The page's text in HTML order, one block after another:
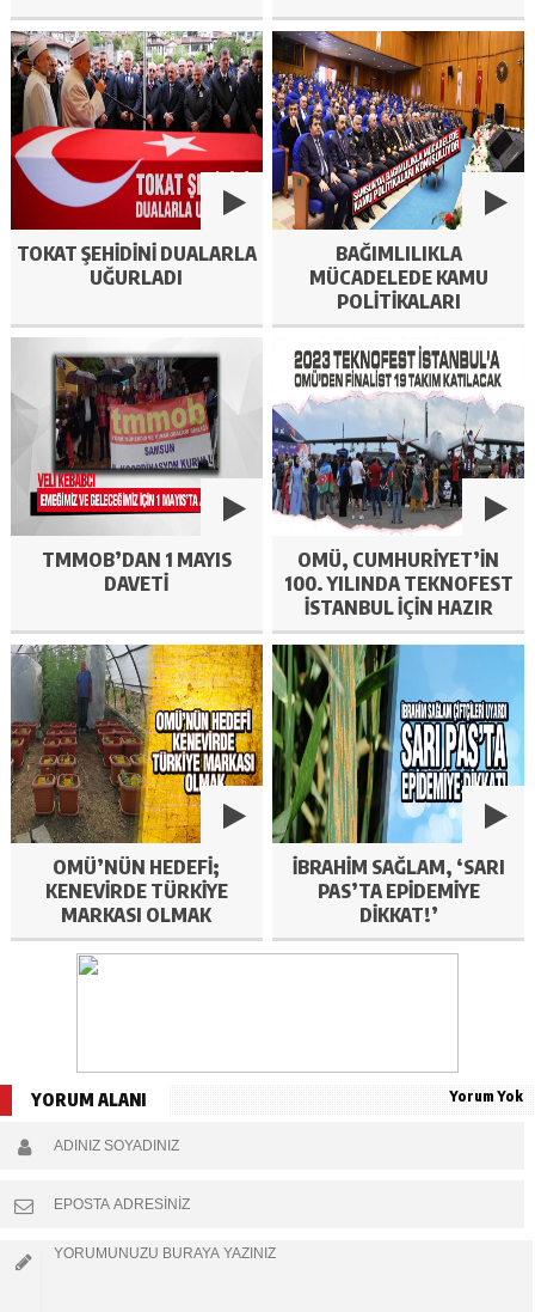
TOKAT ŞEHIDINI DUALARLA
UĞURLADI
BAĞIMLILIKLA
MÜCADELEDE KAMU
POLITIKALARI
SEMPOZYUMU BAŞLADI
TMMOB’DAN 1 MAYIS
DAVETI
OMÜ, CUMHURIYET’IN
100. YILINDA TEKNOFEST
İSTANBUL IÇIN HAZIR
OMÜ’NÜN HEDEFI;
KENEVIRDE TÜRKIYE
MARKASI OLMAK
İBRAHIM SAĞLAM, ‘SARI
PAS’TA EPIDEMIYE
DIKKAT!’
YORUM ALANI Yorum Yok